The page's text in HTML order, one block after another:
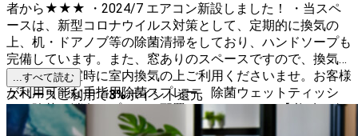
者から★★★ ・2024/7 エアコン新設しました！ ・当スペ
ースは、新型コロナウイルス対策として、定期的に換気の
上、机・ドアノブ等の除菌清掃をしており、ハンドソープも
完備しています。また、窓ありのスペースですので、換気可
能です。入室時に室内換気の上ご利用くださいませ。お客様
が利用可能な手指用除菌スプレー、除菌ウェットティッシ
ュ、除菌・消臭スプレーも配置されています。 【必ずご確
認いただきたい事項】 ・予約後に届くメール内の■■■必
...すべて読む
スペースご利用で3%ポイント還元